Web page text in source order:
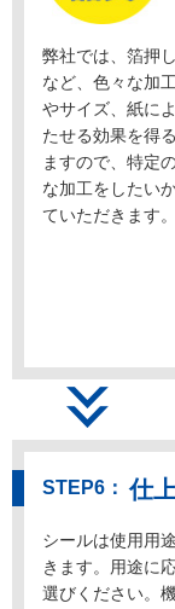
弊社では、箔押
など、色々な加
やサイズ、紙に
たせる効果を得
ますので、特定
な加工をしたい
ていただきます。
仕
シールは使用用
きます。用途に
選びください。